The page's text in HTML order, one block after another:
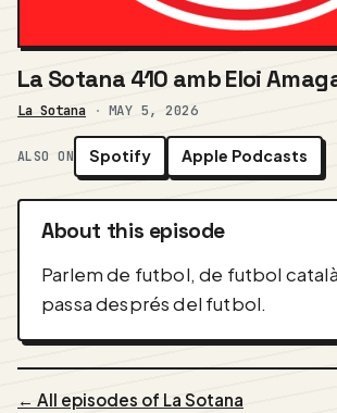
La Sotana 410 amb Eloi
La Sotana · MAY 5, 2026
ALSO ON Spotify Apple Podcasts
About this episode
Parlem de futbol, de futbol
passa després del futbol.
← All episodes of La Sotana